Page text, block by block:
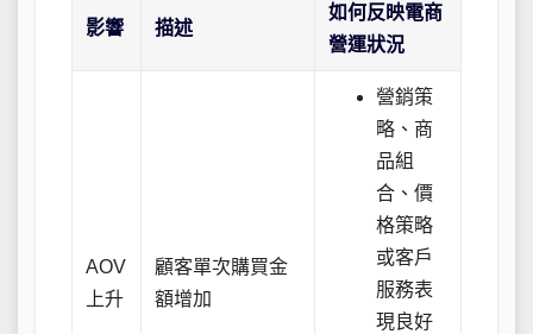
影響 描述
如何反映電商
營運狀況
AOV
上升
顧客單次購買金
額增加
營銷策
略、商
品組
合、價
格策略
或客戶
服務表
現良好